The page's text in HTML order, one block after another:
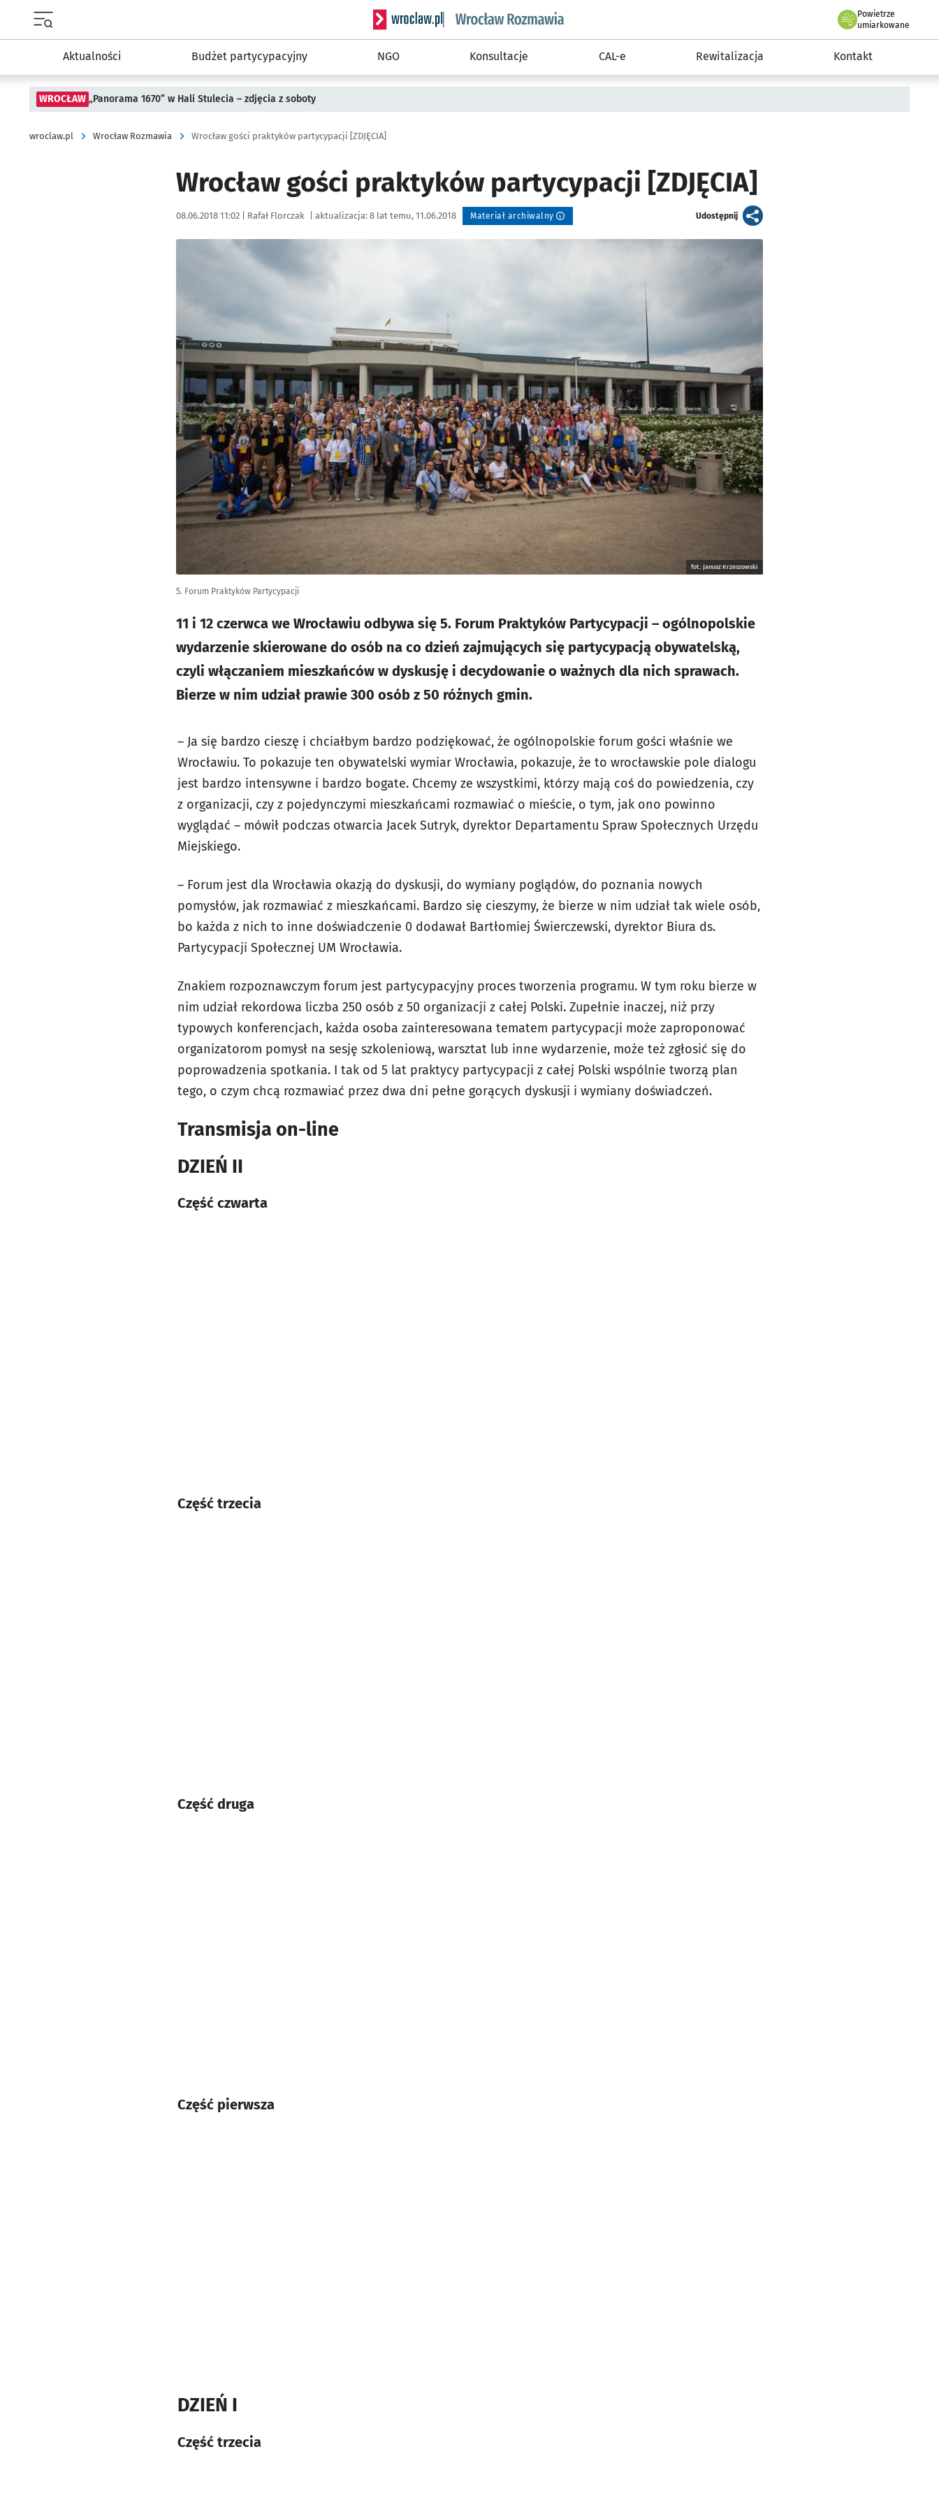
Serwis informacyjny wroclaw.pl podserwis: Rozmawia
Powietrze
we Wrocławiu
umiarkowane
Aktualności Budżet partycypacyjny NGO Konsultacje CAL-e Rewitalizacja Kontakt
WROCŁAW „Panorama 1670” w Hali Stulecia – zdjęcia z soboty
wroclaw.pl Wrocław Rozmawia Wrocław gości praktyków partycypacji [ZDJĘCIA]
Wrocław gości praktyków partycypacji [ZDJĘCIA]
Data publikacji:
08.06.2018 11:02 | Autor:
Rafał Florczak aktualizacja: 8 lat temu, 11.06.2018 Materiał archiwalny Udostępnijartykuł
Kliknij, aby powiększyć
fot.: Janusz Krzeszowski
5. Forum Praktyków Partycypacji
11 i 12 czerwca we Wrocławiu odbywa się 5. Forum Praktyków Partycypacji – ogólnopolskie
wydarzenie skierowane do osób na co dzień zajmujących się partycypacją obywatelską,
czyli włączaniem mieszkańców w dyskusję i decydowanie o ważnych dla nich sprawach.
Bierze w nim udział prawie 300 osób z 50 różnych gmin.
– Ja się bardzo cieszę i chciałbym bardzo podziękować, że ogólnopolskie forum gości właśnie we
Wrocławiu. To pokazuje ten obywatelski wymiar Wrocławia, pokazuje, że to wrocławskie pole dialogu
jest bardzo intensywne i bardzo bogate. Chcemy ze wszystkimi, którzy mają coś do powiedzenia, czy
z organizacji, czy z pojedynczymi mieszkańcami rozmawiać o mieście, o tym, jak ono powinno
wyglądać – mówił podczas otwarcia Jacek Sutryk, dyrektor Departamentu Spraw Społecznych Urzędu
Miejskiego.
– Forum jest dla Wrocławia okazją do dyskusji, do wymiany poglądów, do poznania nowych
pomysłów, jak rozmawiać z mieszkańcami. Bardzo się cieszymy, że bierze w nim udział tak wiele osób,
bo każda z nich to inne doświadczenie 0 dodawał Bartłomiej Świerczewski, dyrektor Biura ds.
Partycypacji Społecznej UM Wrocławia.
Znakiem rozpoznawczym forum jest partycypacyjny proces tworzenia programu. W tym roku bierze w
nim udział rekordowa liczba 250 osób z 50 organizacji z całej Polski. Zupełnie inaczej, niż przy
typowych konferencjach, każda osoba zainteresowana tematem partycypacji może zaproponować
organizatorom pomysł na sesję szkoleniową, warsztat lub inne wydarzenie, może też zgłosić się do
poprowadzenia spotkania. I tak od 5 lat praktycy partycypacji z całej Polski wspólnie tworzą plan
tego, o czym chcą rozmawiać przez dwa dni pełne gorących dyskusji i wymiany doświadczeń.
Transmisja on-line
DZIEŃ II
Część czwarta
Część trzecia
Część druga
Część pierwsza
DZIEŃ I
Część trzecia